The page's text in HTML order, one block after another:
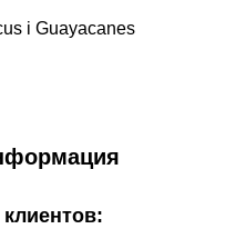
i Guayacanes